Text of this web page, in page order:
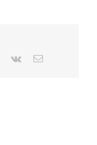
Pinterest
Vk Email